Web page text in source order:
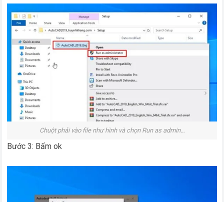
Chuột phải vào file như hình và chọn Run as admin…
Bước 3: Bấm ok